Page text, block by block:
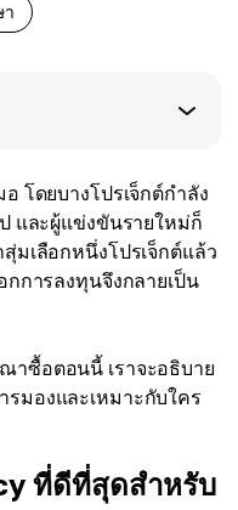
า
โดยบางโปรเจ็กต์กำลัง
และผู้แข่งขันรายใหม่ก็
มเลือกหนึ่งโปรเจ็กต์แล้ว
การลงทุนจึงกลายเป็น
ซื้อตอนนี้ เราจะอธิบาย
มองและเหมาะกับใคร
ที่ดีที่สุดสำหรับ